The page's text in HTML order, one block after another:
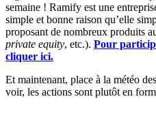
semaine ! Ramify est une
simple et bonne raison qu’elle
proposant de nombreux produits
private equity, etc.). Pour
cliquer ici.
Et maintenant, place à la météo
voir, les actions sont plutôt en